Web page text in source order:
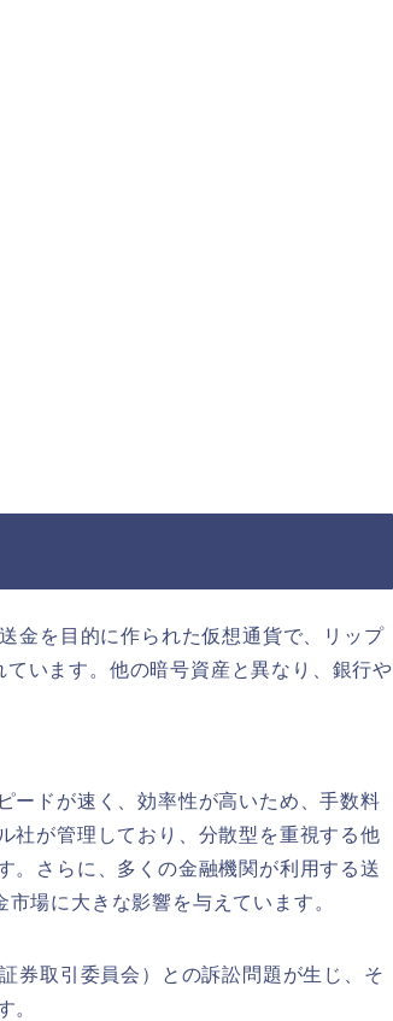
金を目的に作られた仮想通貨で、リップ
います。他の暗号資産と異なり、銀行や
ードが速く、効率性が高いため、手数料
社が管理しており、分散型を重視する他
。さらに、多くの金融機関が利用する送
場に大きな影響を与えています。
券取引委員会）との訴訟問題が生じ、そ
。